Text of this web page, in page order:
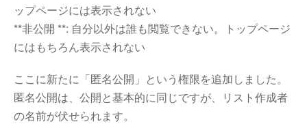
ップページには表示されない
**非公開 **: 自分以外は誰も閲覧できない。トップページ
にはもちろん表示されない
ここに新たに「匿名公開」という権限を追加しました。
匿名公開は、公開と基本的に同じですが、リスト作成者
の名前が伏せられます。